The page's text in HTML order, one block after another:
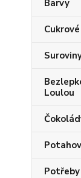
Barvy
Loulou